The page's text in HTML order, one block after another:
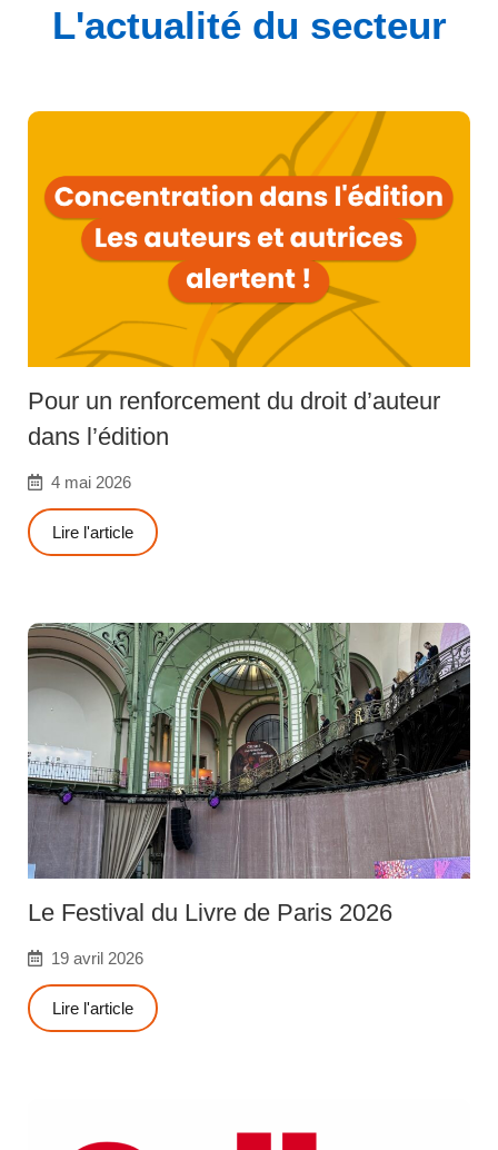
L'actualité du secteur
Pour un renforcement du droit d’auteur
dans l’édition
4 mai 2026
Lire l'article
Le Festival du Livre de Paris 2026
19 avril 2026
Lire l'article